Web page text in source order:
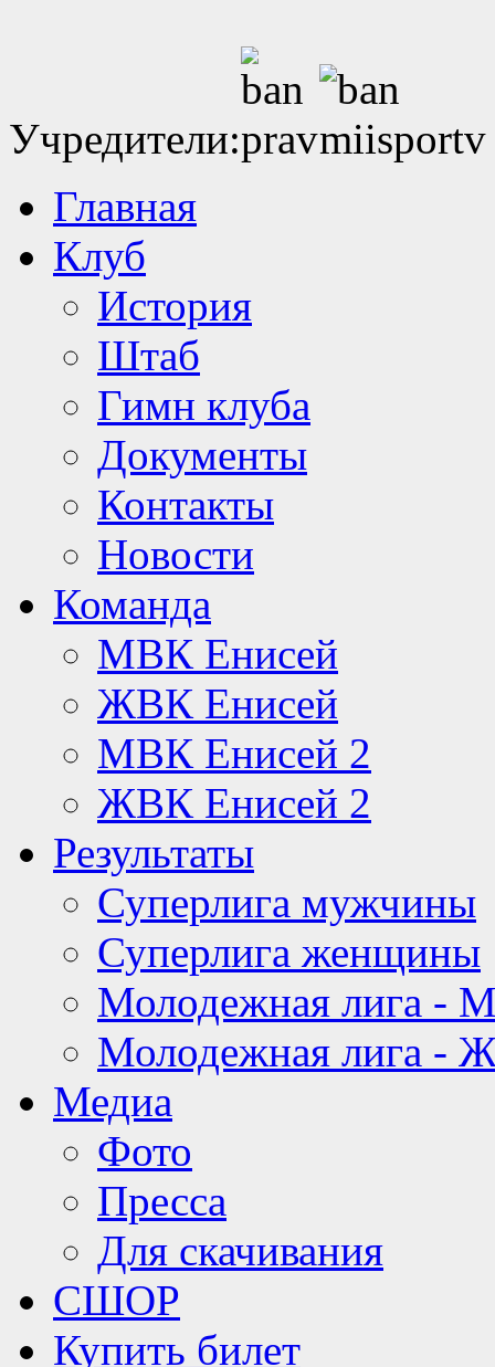
Учредители:
Главная
Клуб
История
Штаб
Гимн клуба
Документы
Контакты
Новости
Команда
МВК Енисей
ЖВК Енисей
МВК Енисей 2
ЖВК Енисей 2
Результаты
Суперлига мужчины
Суперлига женщины
Молодежная лига -
Молодежная лига -
Медиа
Фото
Пресса
Для скачивания
СШОР
Купить билет